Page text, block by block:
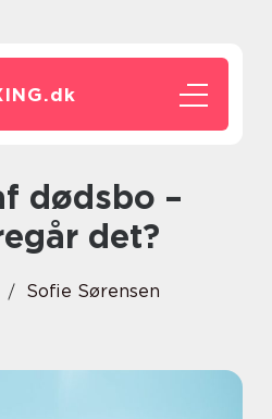
dk
det?
Sofie Sørensen